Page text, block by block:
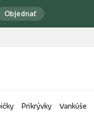
Objednať
Prikrývky Vankúše